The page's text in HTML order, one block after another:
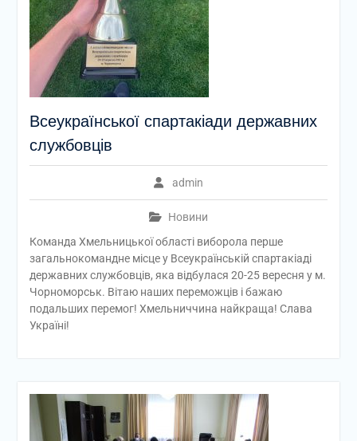
Всеукраїнської спартакіади державних
службовців
admin
Новини
Команда Хмельницької області виборола перше
загальнокомандне місце у Всеукраїнській спартакіаді
державних службовців, яка відбулася 20-25 вересня у м.
Чорноморськ. Вітаю наших переможців і бажаю
подальших перемог! Хмельниччина найкраща! Слава
Україні!